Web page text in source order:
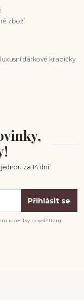
zboží
dárkové krabičky
za 14 dní.
Přihlásit se
rozesílky newsletteru.